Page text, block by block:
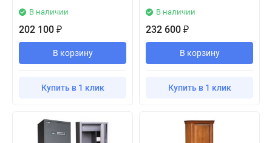
В наличии
202 100 ₽
В корзину
Купить в 1 клик
В наличии
232 600 ₽
В корзину
Купить в 1 клик